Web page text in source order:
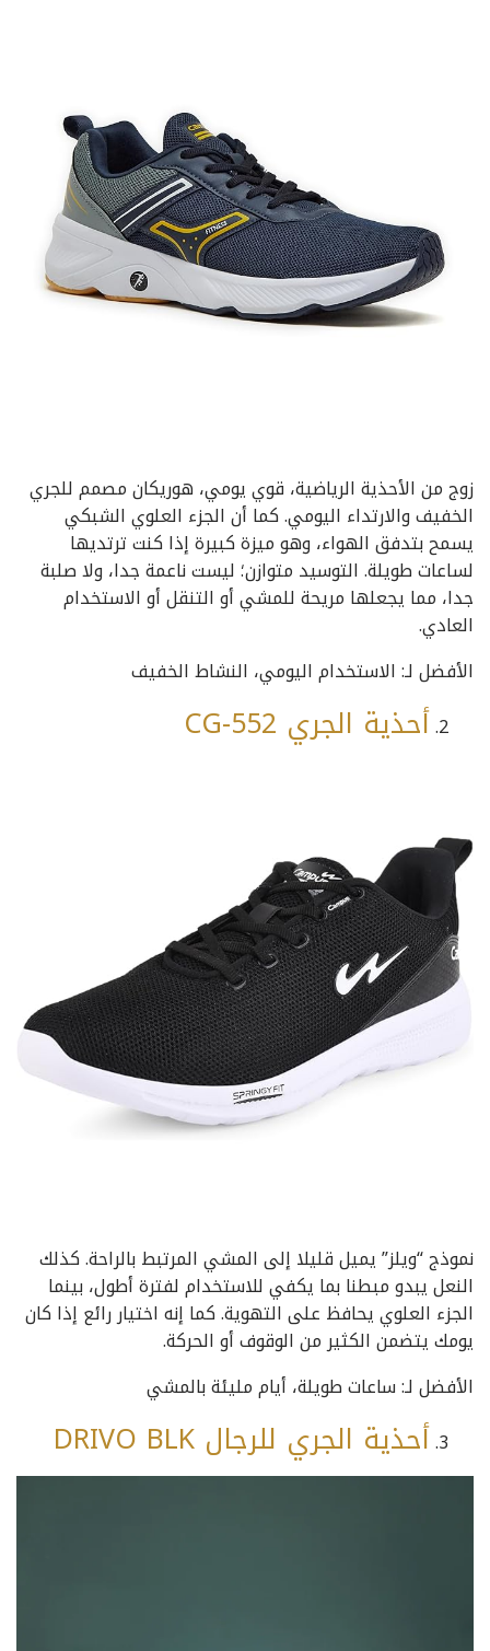
زوج من الأحذية الرياضية، قوي يومي، هوريكان مصمم للجري
الخفيف والارتداء اليومي. كما أن الجزء العلوي الشبكي
يسمح بتدفق الهواء، وهو ميزة كبيرة إذا كنت ترتديها
لساعات طويلة. التوسيد متوازن؛ ليست ناعمة جدا، ولا صلبة
جدا، مما يجعلها مريحة للمشي أو التنقل أو الاستخدام
العادي.
الأفضل لـ: الاستخدام اليومي، النشاط الخفيف
أحذية الجري CG-552
نموذج “ويلز” يميل قليلا إلى المشي المرتبط بالراحة. كذلك
النعل يبدو مبطنا بما يكفي للاستخدام لفترة أطول، بينما
الجزء العلوي يحافظ على التهوية. كما إنه اختيار رائع إذا كان
يومك يتضمن الكثير من الوقوف أو الحركة.
الأفضل لـ: ساعات طويلة، أيام مليئة بالمشي
أحذية الجري للرجال DRIVO BLK